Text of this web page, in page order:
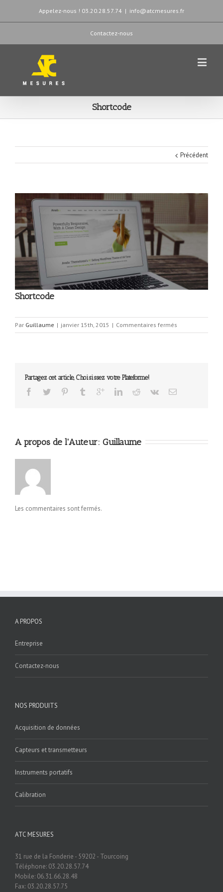
Appelez-nous ! 03.20.28.57.74 | info@atcmesures.fr
Contactez-nous
Shortcode
Précédent
Shortcode
Par Guillaume | janvier 15th, 2015 | Commentaires fermés
Shortcode
Partagez cet article, Choisissez votre Plateforme!
A propos de l'Auteur: Guillaume
Les commentaires sont fermés.
A PROPOS
Entreprise
Contactez-nous
NOS PRODUITS
Acquisition de données
Capteurs et transmetteurs
Instruments portatifs
Calibration
ATC MESURES
31 rue de la Fonderie - 59202 - Tourcoing
Téléphone: 03.20.28.57.74
Mobile: 06.31.66.28.48
Fax: 03.20.28.57.75